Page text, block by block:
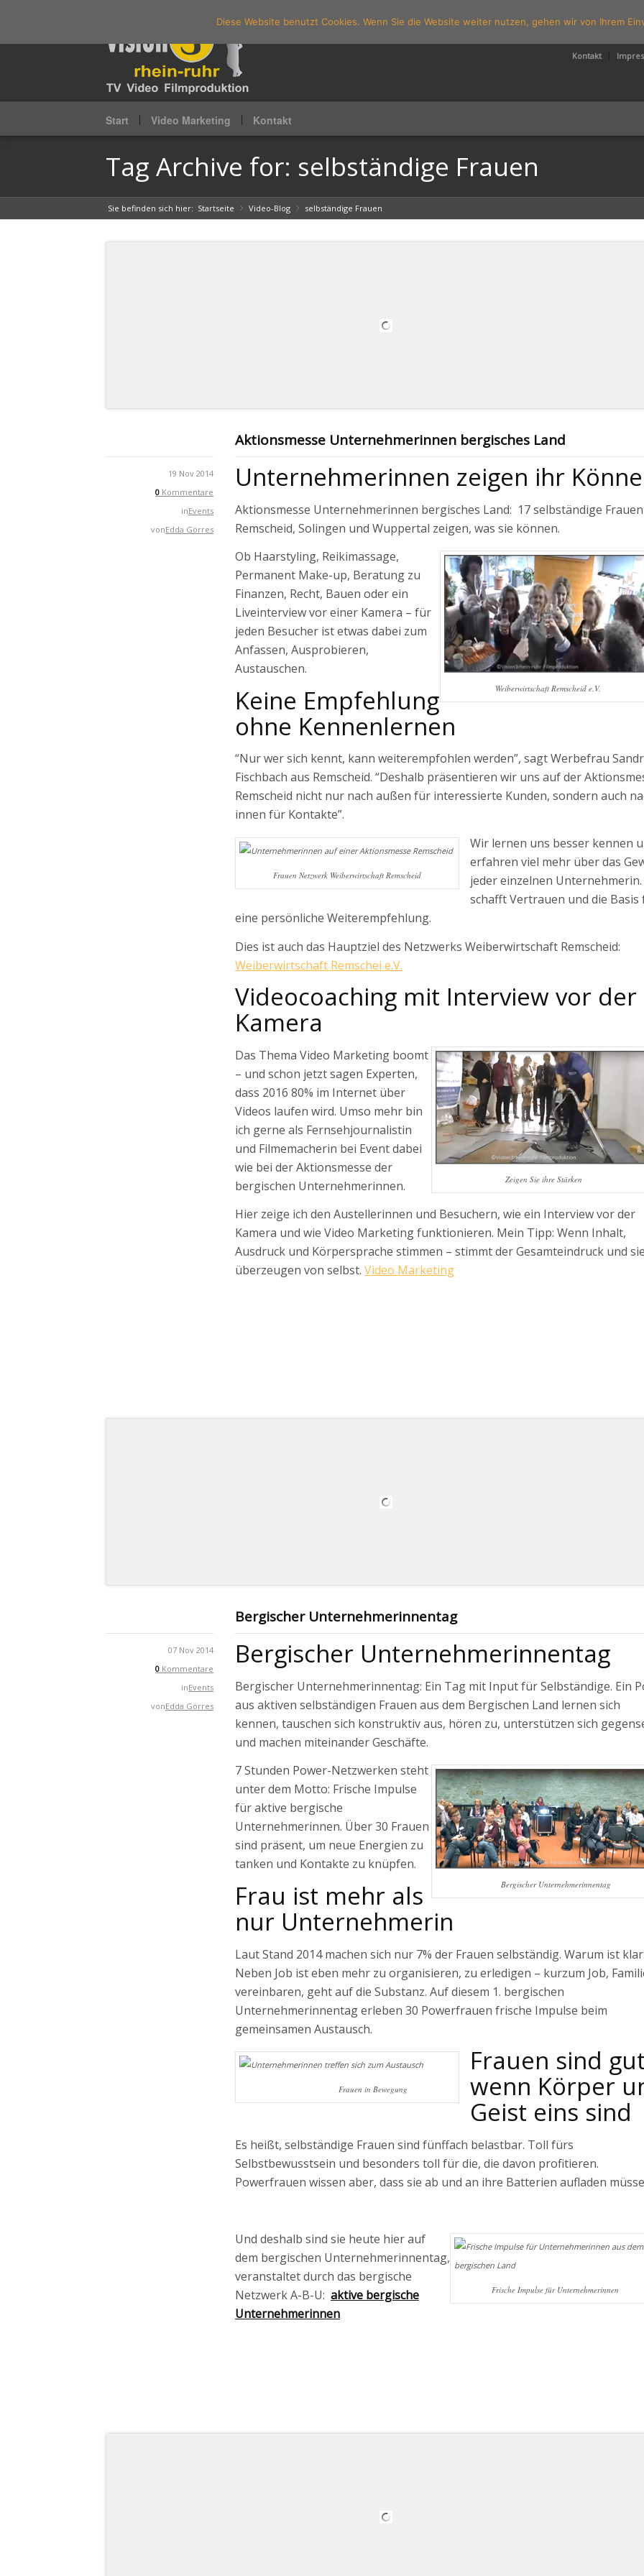
Kontakt
Start Video Marketing Kontakt
Tag Archive for: selbständige Frauen
Sie befinden sich hier: Startseite »
Video-Blog »
selbständige Frauen
Aktionsmesse Unternehmerinnen bergisches Land
19 Nov 2014
0 Kommentare
inEvents
vonEdda Görres
Unternehmerinnen zeigen ihr
Aktionsmesse Unternehmerinnen bergisches Land: 17 selbständige
Remscheid, Solingen und Wuppertal zeigen, was sie können.
Weiberwirtschaft Remscheid e.V.
Ob Haarstyling, Reikimassage,
Permanent Make-up, Beratung zu
Finanzen, Recht, Bauen oder ein
Liveinterview vor einer Kamera – für
jeden Besucher ist etwas dabei zum
Anfassen, Ausprobieren,
Austauschen.
Keine Empfehlung
ohne Kennenlernen
“Nur wer sich kennt, kann weiterempfohlen werden”, sagt Werbefrau
Fischbach aus Remscheid. “Deshalb präsentieren wir uns auf der
Remscheid nicht nur nach außen für interessierte Kunden, sondern auch
innen für Kontakte”.
Frauen Netzwerk Weiberwirtschaft Remscheid
Wir lernen uns besser kennen
erfahren viel mehr über das
jeder einzelnen Unternehmerin.
schafft Vertrauen und die Basis
eine persönliche Weiterempfehlung.
Dies ist auch das Hauptziel des Netzwerks Weiberwirtschaft Remscheid:
Weiberwirtschaft Remschei e.V.
Videocoaching mit Interview vor der
Kamera
Zeigen Sie ihre Stärken
Das Thema Video Marketing boomt
– und schon jetzt sagen Experten,
dass 2016 80% im Internet über
Videos laufen wird. Umso mehr bin
ich gerne als Fernsehjournalistin
und Filmemacherin bei Event dabei
wie bei der Aktionsmesse der
bergischen Unternehmerinnen.
Hier zeige ich den Austellerinnen und Besuchern, wie ein Interview vor der
Kamera und wie Video Marketing funktionieren. Mein Tipp: Wenn Inhalt,
Ausdruck und Körpersprache stimmen – stimmt der Gesamteindruck und
überzeugen von selbst. Video Marketing
Bergischer Unternehmerinnentag
07 Nov 2014
0 Kommentare
inEvents
vonEdda Görres
Bergischer Unternehmerinnentag
Bergischer Unternehmerinnentag: Ein Tag mit Input für Selbständige. Ein
aus aktiven selbständigen Frauen aus dem Bergischen Land lernen sich
kennen, tauschen sich konstruktiv aus, hören zu, unterstützen sich
und machen miteinander Geschäfte.
Bergischer Unternehmerinnentag
7 Stunden Power-Netzwerken steht
unter dem Motto: Frische Impulse
für aktive bergische
Unternehmerinnen. Über 30 Frauen
sind präsent, um neue Energien zu
tanken und Kontakte zu knüpfen.
Frau ist mehr als
nur Unternehmerin
Laut Stand 2014 machen sich nur 7% der Frauen selbständig. Warum ist
Neben Job ist eben mehr zu organisieren, zu erledigen – kurzum Job,
vereinbaren, geht auf die Substanz. Auf diesem 1. bergischen
Unternehmerinnentag erleben 30 Powerfrauen frische Impulse beim
gemeinsamen Austausch.
Frauen in Bewegung
Frauen sind
wenn Körper
Geist eins sind
Es heißt, selbständige Frauen sind fünffach belastbar. Toll fürs
Selbstbewusstsein und besonders toll für die, die davon profitieren.
Powerfrauen wissen aber, dass sie ab und an ihre Batterien aufladen
Frische Impulse für Unternehmerinnen
Und deshalb sind sie heute hier auf
dem bergischen Unternehmerinnentag,
veranstaltet durch das bergische
Netzwerk A-B-U: aktive bergische
Unternehmerinnen
Diese Website benutzt Cookies. Wenn Sie die Website weiter nutzen, gehen wir von Ihrem